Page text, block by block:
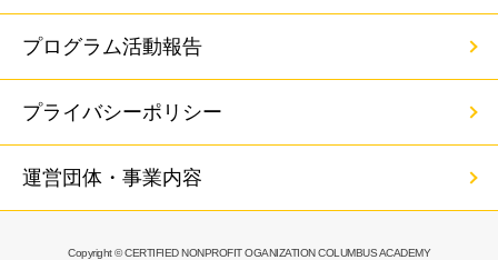
プログラム活動報告
プライバシーポリシー
運営団体・事業内容
Copyright © CERTIFIED NONPROFIT OGANIZATION COLUMBUS ACADEMY